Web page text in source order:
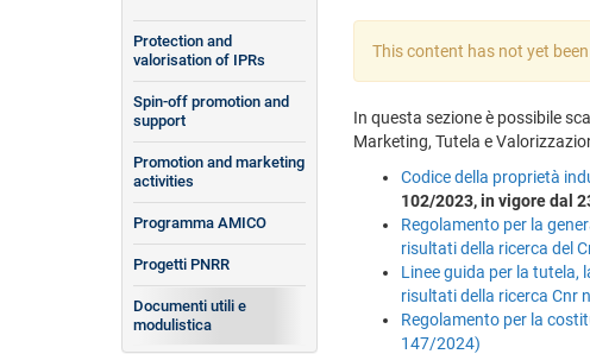
Warning
This content has not yet
In questa sezione è possibile
Marketing, Tutela e
Codice della proprietà
102/2023, in vigore dal
​Regolamento per la
risultati della ricerca del
Linee guida per la tutela,
risultati della ricerca Cnr
Regolamento per la
147/2024)
Protection and
valorisation of IPRs
Spin-off promotion and
support
Promotion and marketing
activities
Programma AMICO
Progetti PNRR
Documenti utili e
modulistica